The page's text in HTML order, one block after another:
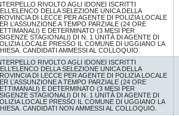
RIVOLTO AGLI IDONEI ISCRITTI
DELLA SELEZIONE UNICA DELLA
DI LECCE PER AGENTE DI POLIZIA LOCALE
L’ASSUNZIONE A TEMPO PARZIALE (24 ORE
E DETERMINATO (3 MESI PER
STAGIONALI) DI N. 1 UNITÀ DI AGENTE DI
LOCALE PRESSO IL COMUNE DI UGGIANO LA
CANDIDATI AMMESSI AL COLLOQUIO.
RIVOLTO AGLI IDONEI ISCRITTI
DELLA SELEZIONE UNICA DELLA
DI LECCE PER AGENTE DI POLIZIA LOCALE
L’ASSUNZIONE A TEMPO PARZIALE (24 ORE
E DETERMINATO (3 MESI PER
STAGIONALI) DI N. 1 UNITÀ DI AGENTE DI
LOCALE PRESSO IL COMUNE DI UGGIANO LA
CANDIDATI NON AMMESSI AL COLLOQUIO.